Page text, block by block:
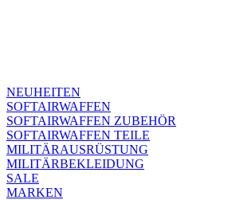
NEUHEITEN
SOFTAIRWAFFEN
SOFTAIRWAFFEN ZUBEHÖR
SOFTAIRWAFFEN TEILE
MILITÄRAUSRÜSTUNG
MILITÄRBEKLEIDUNG
SALE
MARKEN